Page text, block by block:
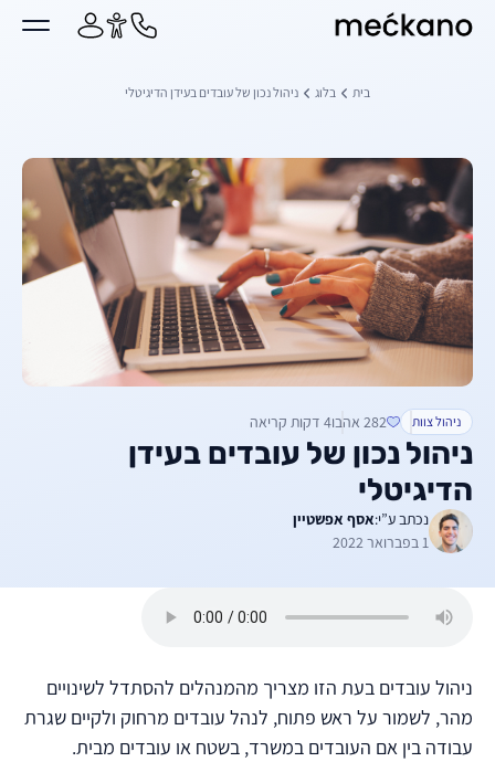
מרכזי
מקאנו
בית בלוג ניהול נכון של עובדים בעידן הדיגיטלי
ניהול צוות 282 אהבו 4 דקות קריאה
ניהול נכון של עובדים בעידן
הדיגיטלי
נכתב ע”י:אסף אפשטיין
1 בפברואר 2022
ניהול עובדים בעת הזו מצריך מהמנהלים להסתדל לשינויים
מהר, לשמור על ראש פתוח, לנהל עובדים מרחוק ולקיים שגרת
עבודה בין אם העובדים במשרד, בשטח או עובדים מבית.